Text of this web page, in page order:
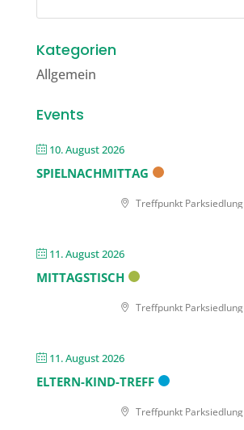
Kategorien
Allgemein
Events
10. August 2026
SPIELNACHMITTAG
Treffpunkt Parksiedlung
11. August 2026
MITTAGSTISCH
Treffpunkt Parksiedlung
11. August 2026
ELTERN-KIND-TREFF
Treffpunkt Parksiedlung